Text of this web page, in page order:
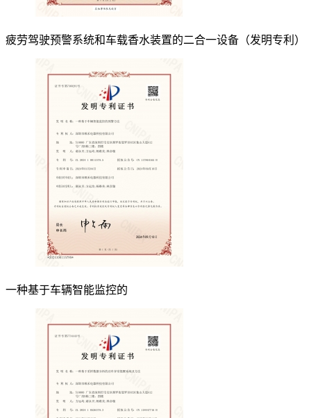
疲劳驾驶预警系统和车载香水装置的二合一设备（发明专利）
一种基于车辆智能监控的